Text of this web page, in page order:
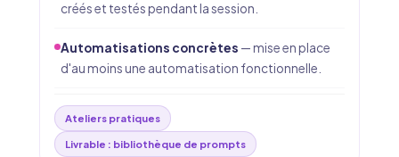
créés et testés pendant la session.
Automatisations concrètes — mise en place
d'au moins une automatisation fonctionnelle.
Ateliers pratiques
Livrable : bibliothèque de prompts